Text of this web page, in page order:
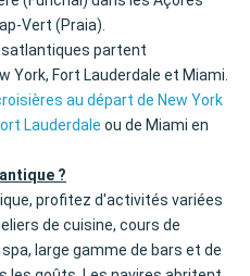
Vert (Praia).
partent
York, Fort Lauderdale et Miami.
au départ de New York
Lauderdale ou de Miami en
?
profitez d'activités variées
de cuisine, cours de
large gamme de bars et de